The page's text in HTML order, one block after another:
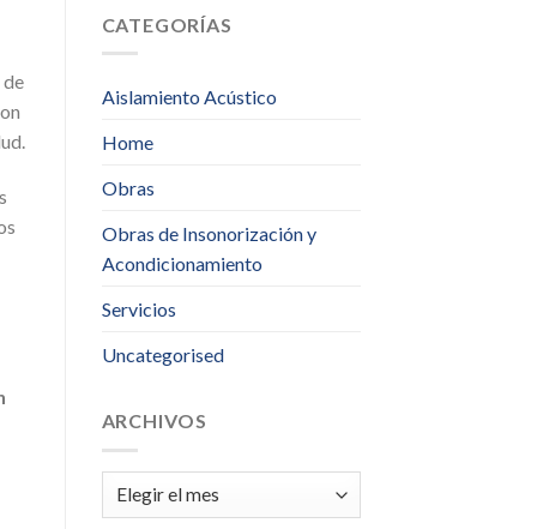
de
CATEGORÍAS
Aislamiento Acústico
Home
Obras
Obras de Insonorización y
Acondicionamiento
Servicios
Uncategorised
ARCHIVOS
Archivos